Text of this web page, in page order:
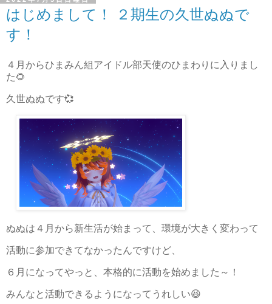
はじめまして！ ２期生の久世ぬぬで
す！
４月からひまみん組アイドル部天使のひまわりに入りまし
た🌻
久世ぬぬです💞
ぬぬは４月から新生活が始まって、環境が大きく変わって
活動に参加できてなかったんですけど、
６月になってやっと、本格的に活動を始めました～！
みんなと活動できるようになってうれしい😆